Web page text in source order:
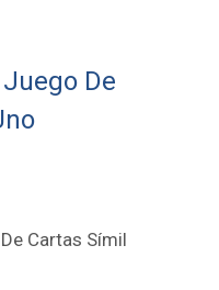
De
Cartas Símil